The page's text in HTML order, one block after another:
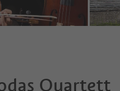
Quartett